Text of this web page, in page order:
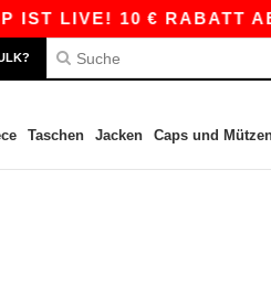
IST LIVE! 10 € RABATT
Taschen Jacken Caps und